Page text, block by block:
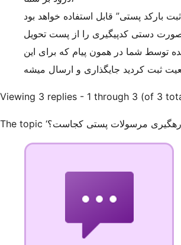
دستی کدپیگیری را از پست تحویل
توسط شما در همون پیام که برای این
Viewing 3 replies - 1 through 3 (of 3